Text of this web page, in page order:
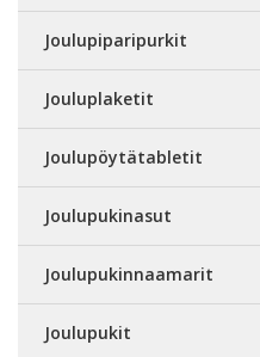
Joulupiparipurkit
Jouluplaketit
Joulupöytätabletit
Joulupukinasut
Joulupukinnaamarit
Joulupukit